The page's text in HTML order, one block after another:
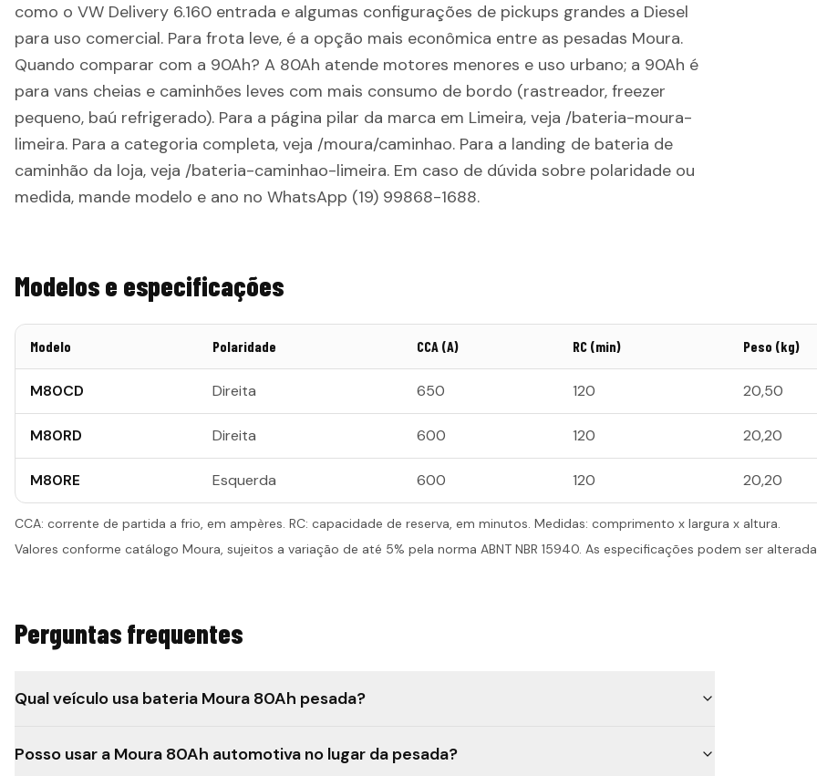
como o VW Delivery 6.160 entrada e algumas configurações de pickups grandes a Diesel
para uso comercial. Para frota leve, é a opção mais econômica entre as pesadas Moura.
Quando comparar com a 90Ah? A 80Ah atende motores menores e uso urbano; a 90Ah é
para vans cheias e caminhões leves com mais consumo de bordo (rastreador, freezer
pequeno, baú refrigerado). Para a página pilar da marca em Limeira, veja /bateria-moura-
limeira. Para a categoria completa, veja /moura/caminhao. Para a landing de bateria de
caminhão da loja, veja /bateria-caminhao-limeira. Em caso de dúvida sobre polaridade ou
medida, mande modelo e ano no WhatsApp (19) 99868-1688.
Modelos e especificações
Modelo Polaridade CCA (A) RC (min) Peso (kg)
M80CD Direita 650 120 20,50
M80RD Direita 600 120 20,20
M80RE Esquerda 600 120 20,20
CCA: corrente de partida a frio, em ampères. RC: capacidade de reserva, em minutos. Medidas: comprimento x largura x altura.
Valores conforme catálogo Moura, sujeitos a variação de até 5% pela norma ABNT NBR 15940. As especificações podem ser
Perguntas frequentes
Qual veículo usa bateria Moura 80Ah pesada?
Posso usar a Moura 80Ah automotiva no lugar da pesada?